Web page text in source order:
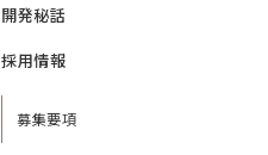
開発秘話
採用情報
募集要項